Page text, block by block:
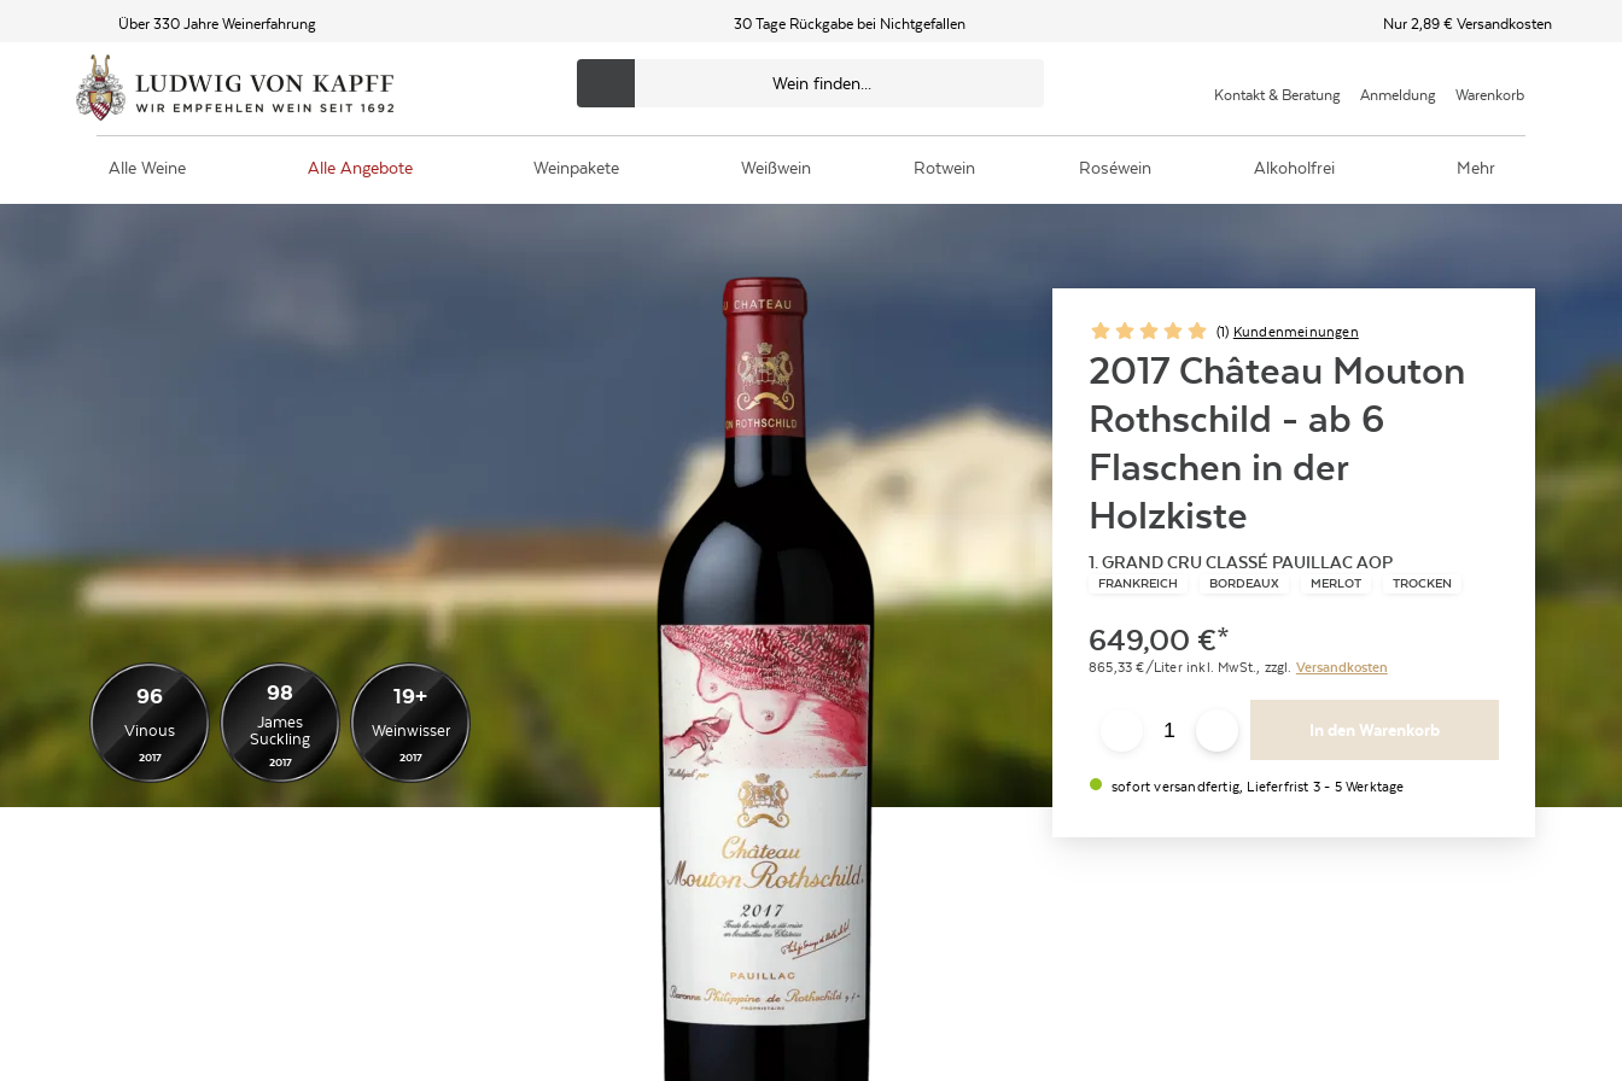
Über 330 Jahre Weinerfahrung 30 Tage Rückgabe bei Nichtgefallen Nur 2,89 € Versandkosten
Kontakt & Beratung Anmeldung Warenkorb
Alle Weine Alle Angebote Weinpakete Weißwein Rotwein Roséwein Alkoholfrei Mehr
96
Vinous
2017
98
James
Suckling
2017
19+
Weinwisser
2017
(1) Kundenmeinungen
2017 Château Mouton
Rothschild - ab 6
Flaschen in der
Holzkiste
1. GRAND CRU CLASSÉ PAUILLAC AOP
FRANKREICH BORDEAUX MERLOT TROCKEN
649,00 €*
865,33 €/Liter inkl. MwSt., zzgl. Versandkosten
In den Warenkorb
sofort versandfertig, Lieferfrist 3 - 5 Werktage